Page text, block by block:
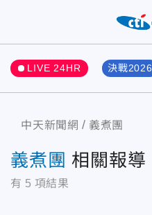
LIVE 24HR 決戰2026
中天新聞網 義煮團
義煮團 相關報導
有 5 項結果